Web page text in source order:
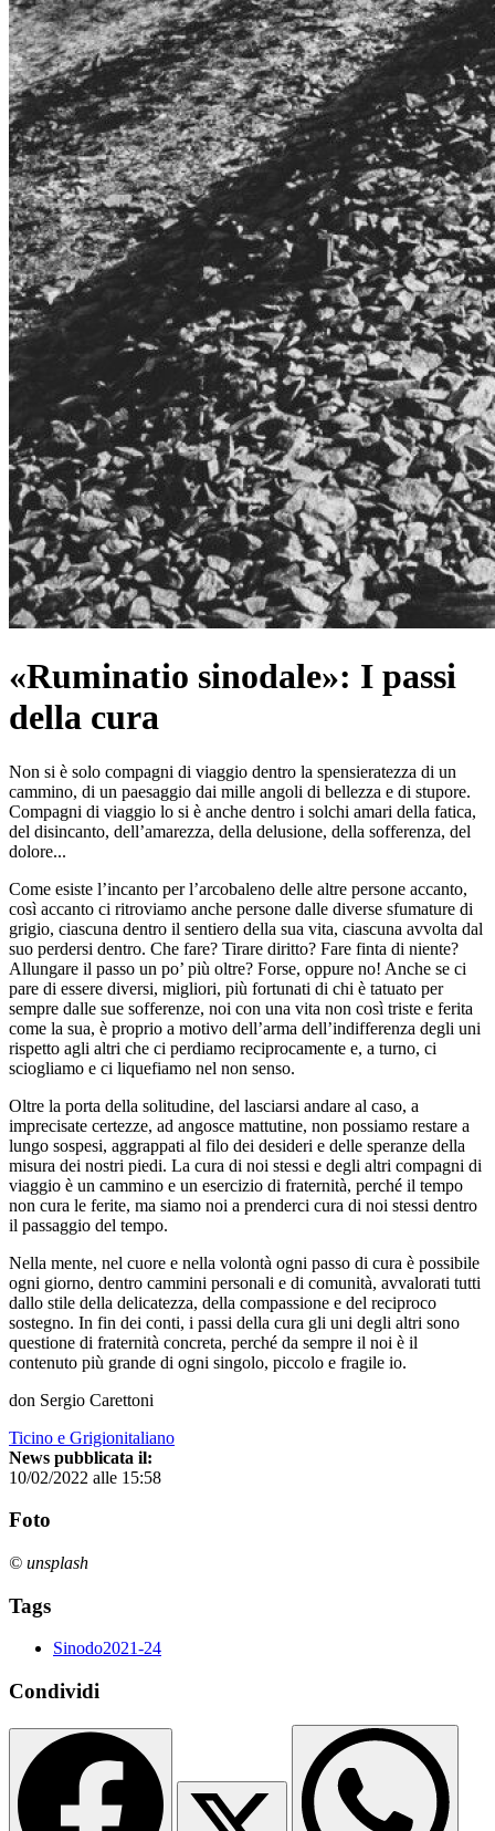
«Ruminatio sinodale»: I passi
della cura
Non si è solo compagni di viaggio dentro la spensieratezza di un
cammino, di un paesaggio dai mille angoli di bellezza e di stupore.
Compagni di viaggio lo si è anche dentro i solchi amari della fatica,
del disincanto, dell’amarezza, della delusione, della sofferenza, del
dolore...
Come esiste l’incanto per l’arcobaleno delle altre persone accanto,
così accanto ci ritroviamo anche persone dalle diverse sfumature di
grigio, ciascuna dentro il sentiero della sua vita, ciascuna avvolta dal
suo perdersi dentro. Che fare? Tirare diritto? Fare finta di niente?
Allungare il passo un po’ più oltre? Forse, oppure no! Anche se ci
pare di essere diversi, migliori, più fortunati di chi è tatuato per
sempre dalle sue sofferenze, noi con una vita non così triste e ferita
come la sua, è proprio a motivo dell’arma dell’indifferenza degli uni
rispetto agli altri che ci perdiamo reciprocamente e, a turno, ci
sciogliamo e ci liquefiamo nel non senso.
Oltre la porta della solitudine, del lasciarsi andare al caso, a
imprecisate certezze, ad angosce mattutine, non possiamo restare a
lungo sospesi, aggrappati al filo dei desideri e delle speranze della
misura dei nostri piedi. La cura di noi stessi e degli altri compagni di
viaggio è un cammino e un esercizio di fraternità, perché il tempo
non cura le ferite, ma siamo noi a prenderci cura di noi stessi dentro
il passaggio del tempo.
Nella mente, nel cuore e nella volontà ogni passo di cura è possibile
ogni giorno, dentro cammini personali e di comunità, avvalorati tutti
dallo stile della delicatezza, della compassione e del reciproco
sostegno. In fin dei conti, i passi della cura gli uni degli altri sono
questione di fraternità concreta, perché da sempre il noi è il
contenuto più grande di ogni singolo, piccolo e fragile io.
don Sergio Carettoni
Ticino e Grigionitaliano
News pubblicata il:
10/02/2022 alle 15:58
Foto
© unsplash
Tags
Sinodo2021-24
Condividi